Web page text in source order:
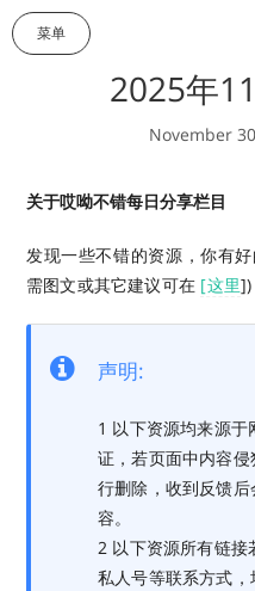
菜单
2025年
November
关于哎呦不错每日分享栏目
发现一些不错的资源，你有
需图文或其它建议可在 [这里])
声明:
1 以下资源均来源于
证，若页面中内容
行删除，收到反馈
容。
2 以下资源所有链接
私人号等联系方式，